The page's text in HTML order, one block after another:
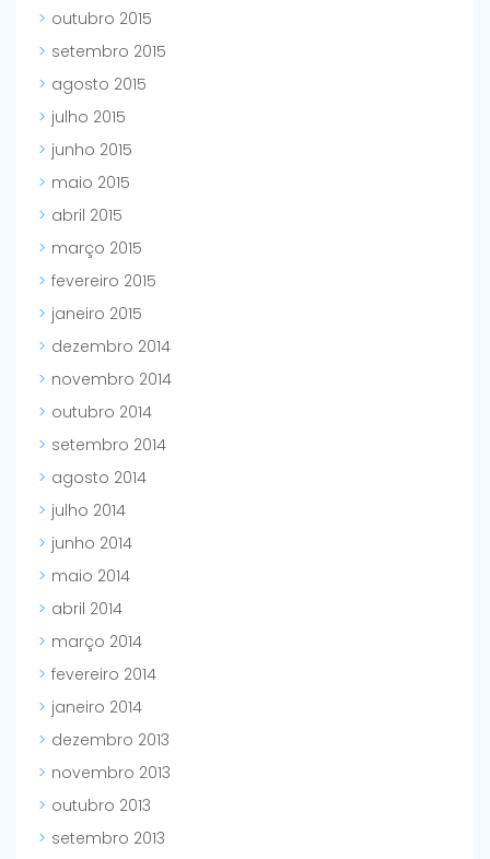
outubro 2015
setembro 2015
agosto 2015
julho 2015
junho 2015
maio 2015
abril 2015
março 2015
fevereiro 2015
janeiro 2015
dezembro 2014
novembro 2014
outubro 2014
setembro 2014
agosto 2014
julho 2014
junho 2014
maio 2014
abril 2014
março 2014
fevereiro 2014
janeiro 2014
dezembro 2013
novembro 2013
outubro 2013
setembro 2013